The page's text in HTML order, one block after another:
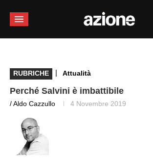
RUBRICHE | Attualità
Perché Salvini è imbattibile
/ Aldo Cazzullo 4 Novembre 2019